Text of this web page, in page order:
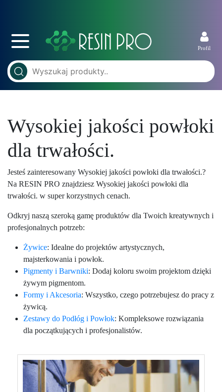
Profil
Wysokiej jakości powłoki
dla trwałości.
Jesteś zainteresowany Wysokiej jakości powłoki dla trwałości.?
Na RESIN PRO znajdziesz Wysokiej jakości powłoki dla
trwałości. w super korzystnych cenach.
Odkryj naszą szeroką gamę produktów dla Twoich kreatywnych i
profesjonalnych potrzeb:
Żywice: Idealne do projektów artystycznych,
majsterkowania i powłok.
Pigmenty i Barwniki: Dodaj koloru swoim projektom dzięki
żywym pigmentom.
Formy i Akcesoria: Wszystko, czego potrzebujesz do pracy z
żywicą.
Zestawy do Podłóg i Powłok: Kompleksowe rozwiązania
dla początkujących i profesjonalistów.